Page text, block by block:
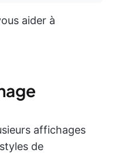
aider à
affichages
de